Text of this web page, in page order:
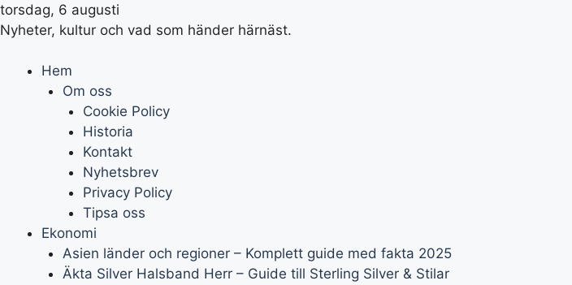
torsdag, 6 augusti
Nyheter, kultur och vad som händer härnäst.
Hem
Om oss
Cookie Policy
Historia
Kontakt
Nyhetsbrev
Privacy Policy
Tipsa oss
Ekonomi
Asien länder och regioner – Komplett guide med fakta 2025
Äkta Silver Halsband Herr – Guide till Sterling Silver & Stilar